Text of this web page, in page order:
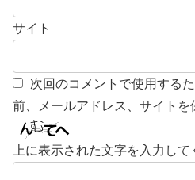
サイト
次回のコメントで使用する
前、メールアドレス、サイトを
上に表示された文字を入力して